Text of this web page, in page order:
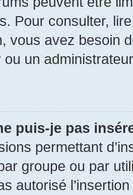
Pour consulter,
vous avez besoin
ou un
puis-je pas
permettant
groupe ou par
autorisé